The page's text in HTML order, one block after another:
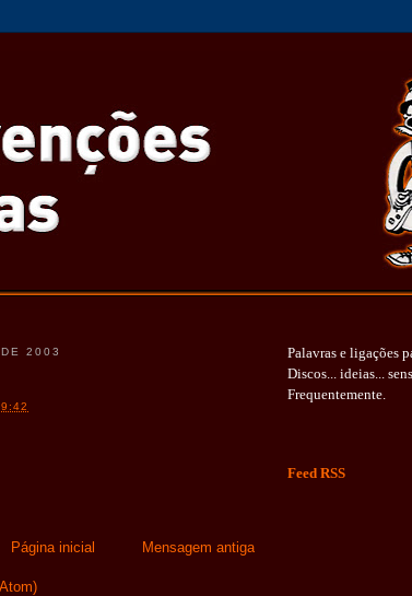
2003
Mensagem antiga
Página inicial
Palavras e ligações
Discos... ideias...
Frequentemente.
Feed RSS